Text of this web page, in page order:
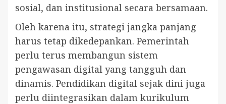
sosial, dan institusional secara bersamaan.
Oleh karena itu, strategi jangka panjang
harus tetap dikedepankan. Pemerintah
perlu terus membangun sistem
pengawasan digital yang tangguh dan
dinamis. Pendidikan digital sejak dini juga
perlu diintegrasikan dalam kurikulum